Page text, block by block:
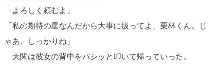
「よろしく頼むよ」
「私の期待の星なんだから大事に扱ってよ、栗林くん。じ
ゃあ、しっかりね」
大関は彼女の背中をパシッと叩いて帰っていった。